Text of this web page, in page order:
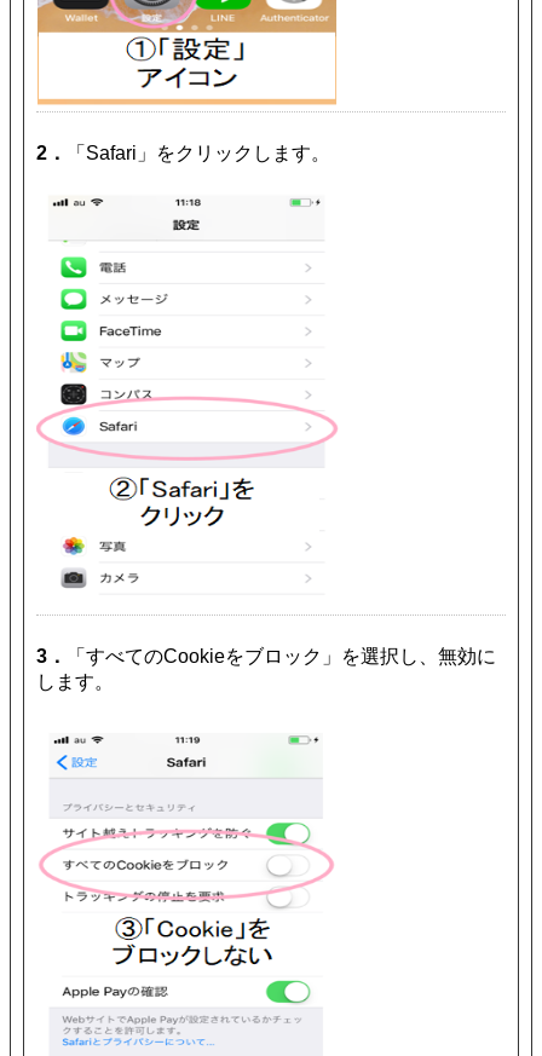
2． 「Safari」をクリックします。
3．
「すべてのCookieをブロック」を選択し、無効に
します。